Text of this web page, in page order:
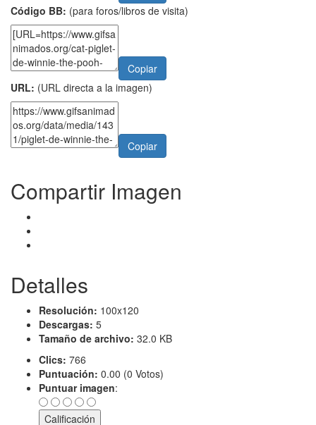
Código BB: (para foros/libros de visita)
Copiar
URL: (URL directa a la imagen)
Copiar
Compartir Imagen
Detalles
Resolución: 100x120
Descargas: 5
Tamaño de archivo: 32.0 KB
Clics: 766
Puntuación: 0.00 (0 Votos)
Puntuar imagen: